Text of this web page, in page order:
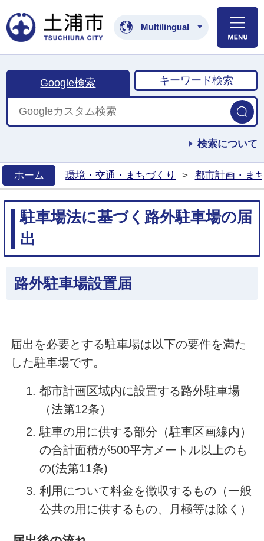
土浦市公式ホームペ
Multilingual
Google検索 キーワード検索
検索について
ホーム
環境・交通・まちづくり > 都市計画・ま
駐車場法に基づく路外駐車場の届
出
路外駐車場設置届
届出を必要とする駐車場は以下の要件を満た
した駐車場です。
都市計画区域内に設置する路外駐車場
（法第12条）
駐車の用に供する部分（駐車区画線内）
の合計面積が500平方メートル以上のも
の(法第11条)
利用について料金を徴収するもの（一般
公共の用に供するもの、月極等は除く）